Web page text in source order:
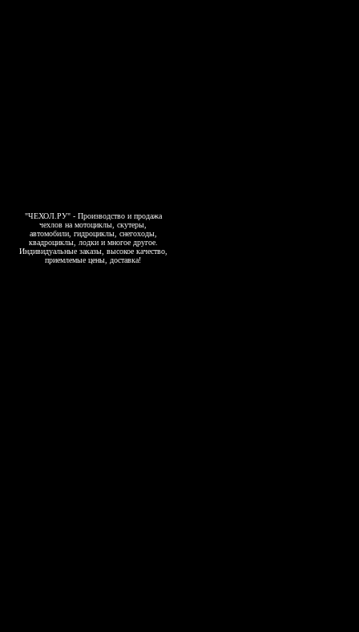
"ЧЕХОЛ.РУ" - Производство и продажа
чехлов на мотоциклы, скутеры,
автомобили, гидроциклы, снегоходы,
квадроциклы, лодки и многое другое.
Индивидуальные заказы, высокое качество,
приемлемые цены, доставка!